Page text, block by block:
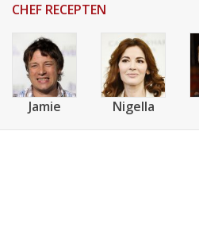
CHEF RECEPTEN
Jamie Nigella